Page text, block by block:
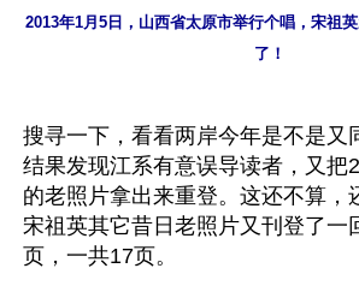
2013年1月5日，山西省太原市举行个唱，宋祖
了！
搜寻一下，看看两岸今年是不是又
结果发现江系有意误导读者，又把
的老照片拿出来重登。这还不算，
宋祖英其它昔日老照片又刊登了一
页，一共17页。